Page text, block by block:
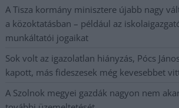
A Tisza kormány minisztere újabb nagy
a közoktatásban – például az
munkáltatói jogaikat
Sok volt az igazolatlan hiányzás, Pócs
kapott, más fideszesek még kevesebbet
A Szolnok megyei gazdák nagyon nem